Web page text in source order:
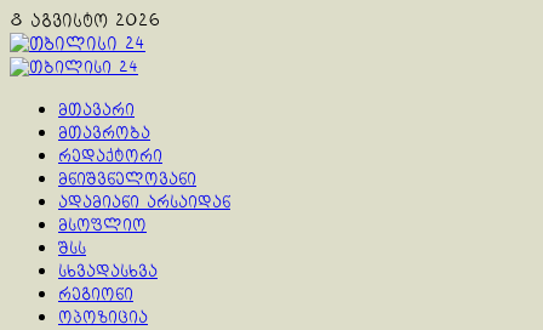
Skip
to
content
8 აგვისტო 2026
Primary
მთავარი
მთავრობა
რედაქტორი
მნიშვნელოვანი
ადამიანი არსაიდან
მსოფლიო
შსს
სხვადასხვა
რეგიონი
ოპოზიცია